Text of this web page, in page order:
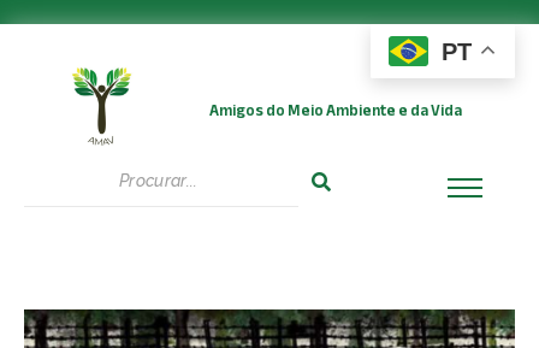
Amigos do Meio Ambiente e da Vida
PT